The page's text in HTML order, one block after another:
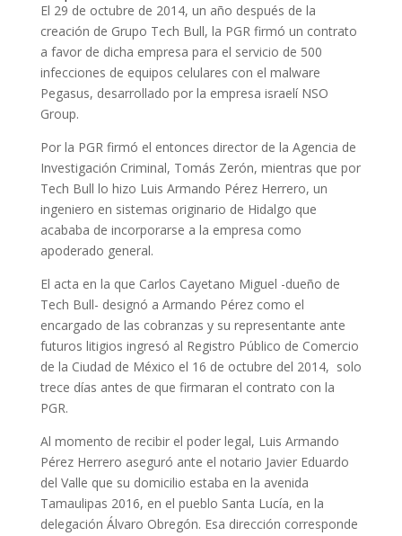
El 29 de octubre de 2014, un año después de la
creación de Grupo Tech Bull, la PGR firmó un contrato
a favor de dicha empresa para el servicio de 500
infecciones de equipos celulares con el malware
Pegasus, desarrollado por la empresa israelí NSO
Group.
Por la PGR firmó el entonces director de la Agencia de
Investigación Criminal, Tomás Zerón, mientras que por
Tech Bull lo hizo Luis Armando Pérez Herrero, un
ingeniero en sistemas originario de Hidalgo que
acababa de incorporarse a la empresa como
apoderado general.
El acta en la que Carlos Cayetano Miguel -dueño de
Tech Bull- designó a Armando Pérez como el
encargado de las cobranzas y su representante ante
futuros litigios ingresó al Registro Público de Comercio
de la Ciudad de México el 16 de octubre del 2014, solo
trece días antes de que firmaran el contrato con la
PGR.
Al momento de recibir el poder legal, Luis Armando
Pérez Herrero aseguró ante el notario Javier Eduardo
del Valle que su domicilio estaba en la avenida
Tamaulipas 2016, en el pueblo Santa Lucía, en la
delegación Álvaro Obregón. Esa dirección corresponde